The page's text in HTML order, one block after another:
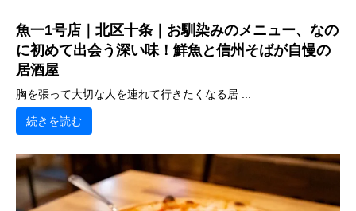
魚一1号店｜北区十条｜お馴染みのメニュー、なの
に初めて出会う深い味！鮮魚と信州そばが自慢の
居酒屋
胸を張って大切な人を連れて行きたくなる居 ...
続きを読む